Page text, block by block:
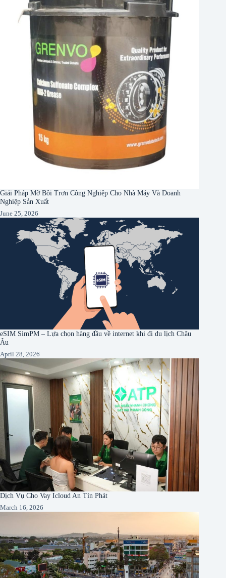
Giải Pháp Mỡ Bôi Trơn Công Nghiệp Cho Nhà Máy Và Doanh
Nghiệp Sản Xuất
June 25, 2026
eSIM SimPM – Lựa chọn hàng đầu về internet khi đi du lịch Châu
Âu
April 28, 2026
Dịch Vụ Cho Vay Icloud An Tín Phát
March 16, 2026